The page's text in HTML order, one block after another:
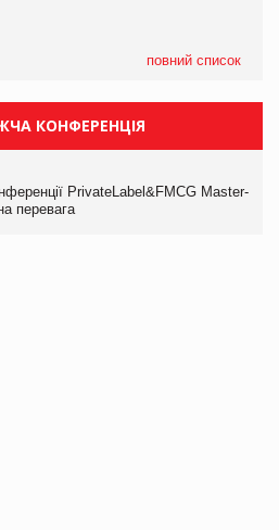
повний список
КОНФЕРЕНЦІЯ
PrivateLabel&FMCG Master-
перевага